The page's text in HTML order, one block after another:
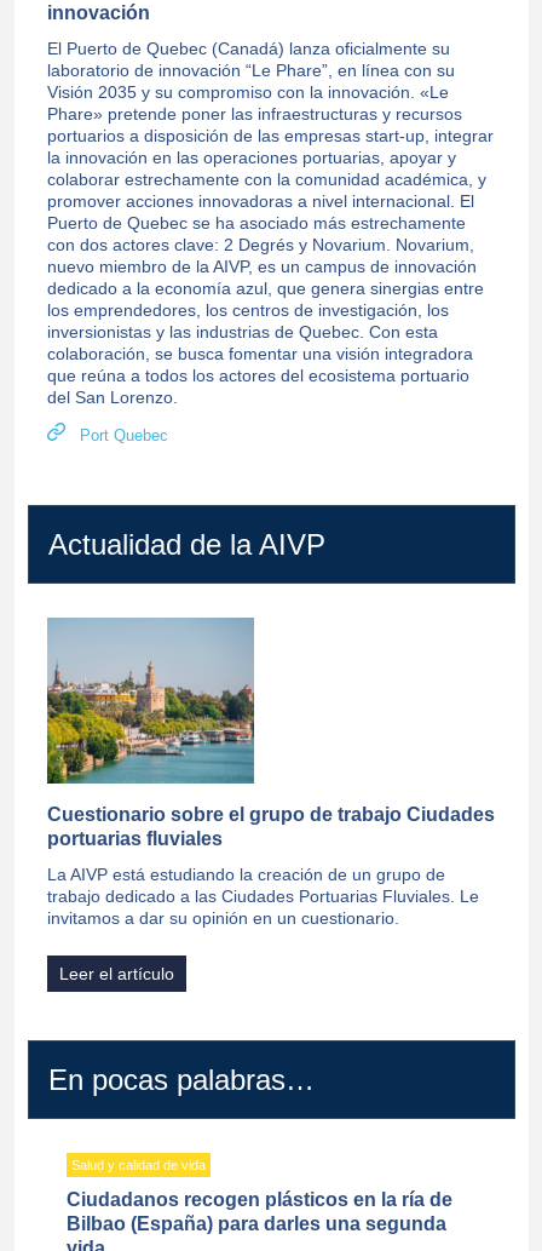
innovación
El Puerto de Quebec (Canadá) lanza oficialmente su
laboratorio de innovación “Le Phare”, en línea con su
Visión 2035 y su compromiso con la innovación. «Le
Phare» pretende poner las infraestructuras y recursos
portuarios a disposición de las empresas start-up, integrar
la innovación en las operaciones portuarias, apoyar y
colaborar estrechamente con la comunidad académica, y
promover acciones innovadoras a nivel internacional. El
Puerto de Quebec se ha asociado más estrechamente
con dos actores clave: 2 Degrés y Novarium. Novarium,
nuevo miembro de la AIVP, es un campus de innovación
dedicado a la economía azul, que genera sinergias entre
los emprendedores, los centros de investigación, los
inversionistas y las industrias de Quebec. Con esta
colaboración, se busca fomentar una visión integradora
que reúna a todos los actores del ecosistema portuario
del San Lorenzo.
Port Quebec
Actualidad de la AIVP
Cuestionario sobre el grupo de trabajo Ciudades
portuarias fluviales
La AIVP está estudiando la creación de un grupo de
trabajo dedicado a las Ciudades Portuarias Fluviales. Le
invitamos a dar su opinión en un cuestionario.
Leer el artículo
En pocas palabras…
Salud y calidad de vida
Ciudadanos recogen plásticos en la ría de
Bilbao (España) para darles una segunda